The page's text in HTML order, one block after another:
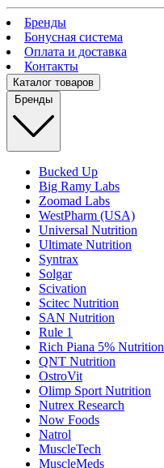
Бренды
Бонусная система
Оплата и доставка
Контакты
Каталог товаров
Бренды
Bucked Up
Big Ramy Labs
Zoomad Labs
WestPharm (USA)
Universal Nutrition
Ultimate Nutrition
Syntrax
Solgar
Scivation
Scitec Nutrition
SAN Nutrition
Rule 1
Rich Piana 5% Nutrition
QNT Nutrition
OstroVit
Olimp Sport Nutrition
Nutrex Research
Now Foods
Natrol
MuscleTech
MuscleMeds